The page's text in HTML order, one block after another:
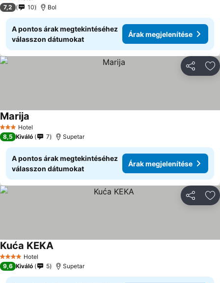
7,2 10 Bol
A pontos árak megtekintéséhez
válasszon dátumokat
Árak megjelenítése
3 Kategória
Hotel
Marija
8,5 Kiváló 7 Supetar
A pontos árak megtekintéséhez
válasszon dátumokat
Árak megjelenítése
4 KategóriaHotel
Kuća KEKA
9,6 Kiváló 5 Supetar